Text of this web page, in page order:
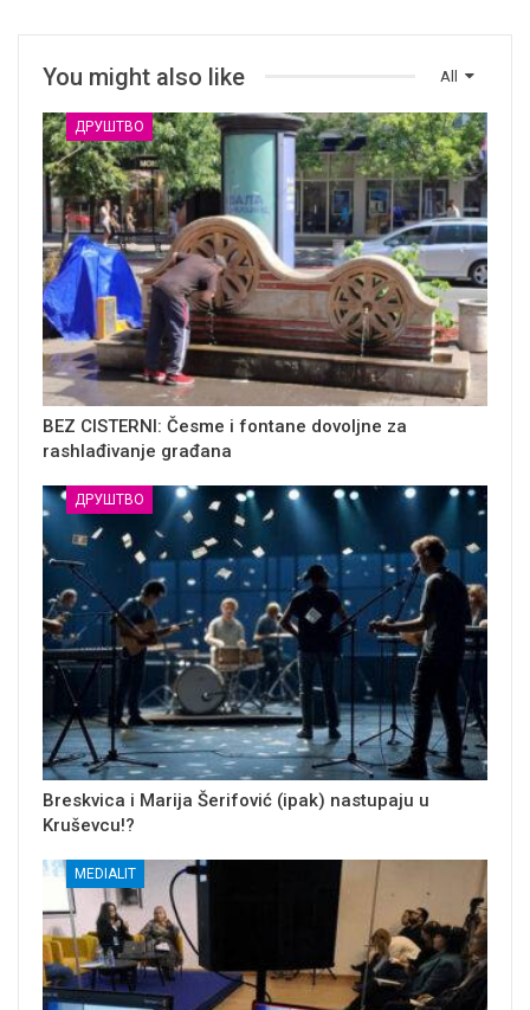
All
You might also like
ДРУШТВО
BEZ CISTERNI: Česme i fontane dovoljne za
rashlađivanje građana
ДРУШТВО
Breskvica i Marija Šerifović (ipak) nastupaju u
Kruševcu!?
MEDIALIT